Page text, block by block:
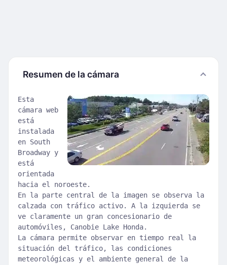
Resumen de la cámara
Esta
cámara web
está
instalada
en South
Broadway y
está
orientada
hacia el noroeste.
En la parte central de la imagen se observa la
calzada con tráfico activo. A la izquierda se
ve claramente un gran concesionario de
automóviles, Canobie Lake Honda.
La cámara permite observar en tiempo real la
situación del tráfico, las condiciones
meteorológicas y el ambiente general de la